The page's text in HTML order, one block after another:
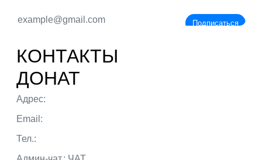
Подписаться
КОНТАКТЫ
ДОНАТ
Адрес:
Email:
Тел.: